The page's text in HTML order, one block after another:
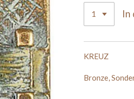
In
KREUZ
Bronze,